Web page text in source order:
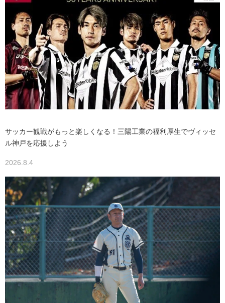
サッカー観戦がもっと楽しくなる！三陽工業の福利厚生でヴィッセ
ル神戸を応援しよう
2026.8.4